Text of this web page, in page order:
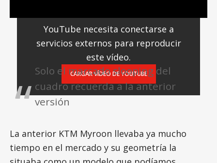
YouTube necesita conectarse a
servicios externos para reproducir
este vídeo.
CARGAR VÍDEO DE YOUTUBE
Solo el marcado slooping del
cuadro recuerda a la anterior
versión
La anterior KTM Myroon llevaba ya mucho
tiempo en el mercado y su geometría la